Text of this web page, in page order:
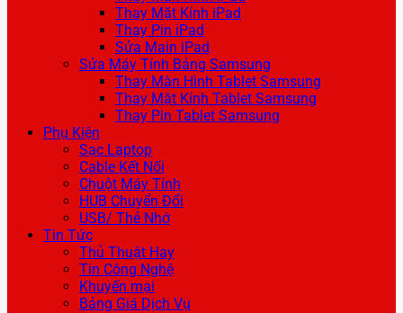
Thay Mặt Kính iPad
Thay Pin iPad
Sửa Main iPad
Sửa Máy Tính Bảng Samsung
Thay Màn Hình Tablet Samsung
Thay Mặt Kính Tablet Samsung
Thay Pin Tablet Samsung
Phụ Kiện
Sạc Laptop
Cable Kết Nối
Chuột Máy Tính
HUB Chuyển Đổi
USB/ Thẻ Nhớ
Tin Tức
Thủ Thuật Hay
Tin Công Nghệ
Khuyến mại
Bảng Giá Dịch Vụ